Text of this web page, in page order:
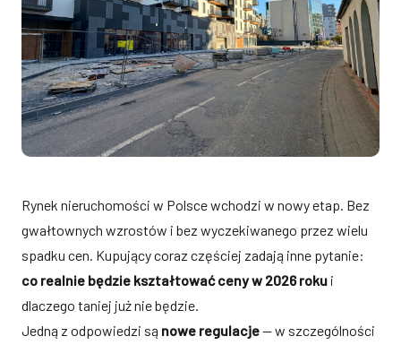
Rynek nieruchomości w Polsce wchodzi w nowy etap. Bez
gwałtownych wzrostów i bez wyczekiwanego przez wielu
spadku cen. Kupujący coraz częściej zadają inne pytanie:
co realnie będzie kształtować ceny w 2026 roku i
dlaczego taniej już nie będzie.
Jedną z odpowiedzi są nowe regulacje— w szczególności